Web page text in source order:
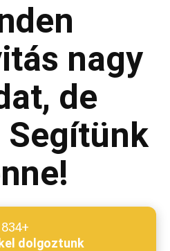
nagy
de
Segítünk
834+
dolgoztunk